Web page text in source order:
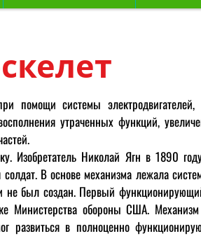
системы электродвигателей,
утраченных функций,
Изобретатель Николай Ягн в 1890
В основе механизма лежала
не был создан. Первый
Министерства обороны СШA.
в полноценно